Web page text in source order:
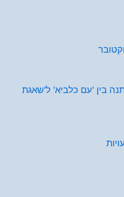
בין 'עם כלביא' ל'שאגת